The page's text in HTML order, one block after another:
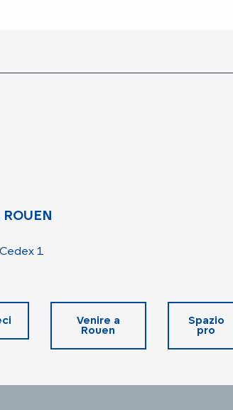
1
Venire a
Rouen
Spazio
pro